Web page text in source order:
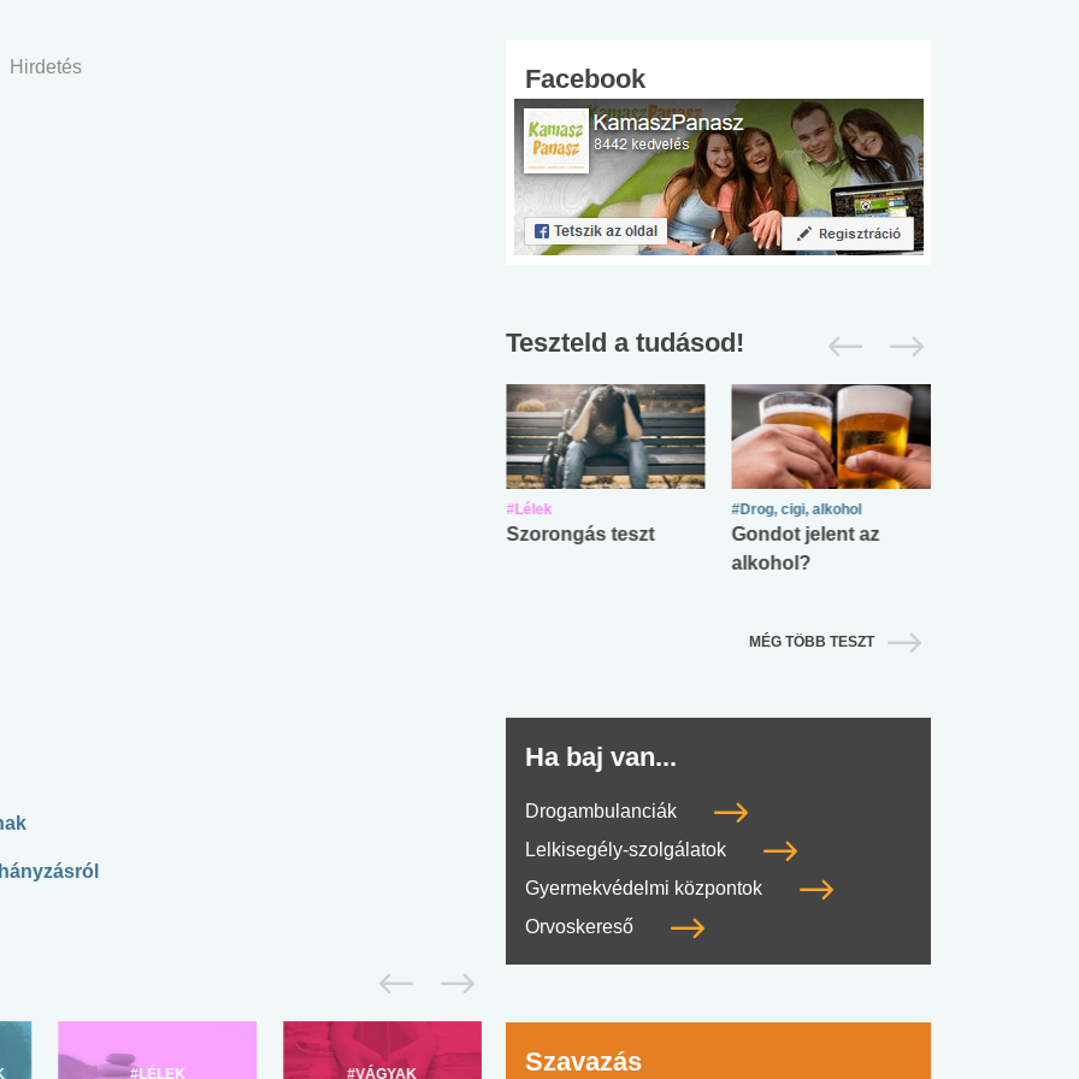
Hirdetés
#LÉLEK #VÁGYAK #SULI, MUNKA
Facebook
Teszteld a tudásod!
#Lélek
Szorongás teszt
#Drog, cigi, alkohol
Gondot jelent az
alkohol?
MÉG TÖBB TESZT
Ha baj van...
Drogambulanciák
Lelkisegély-szolgálatok
Gyermekvédelmi központok
Orvoskereső
Szavazás